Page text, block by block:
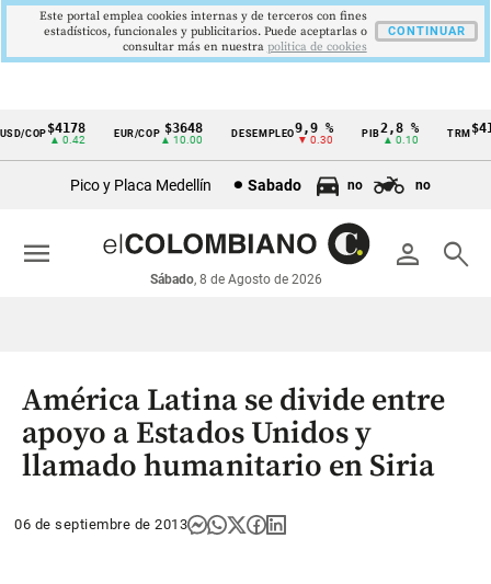
Cintillo
económicos
Colombia
COP$4178
▲ 0.42
EUR/COP $3648
▲ 10.00
DESEMPLEO9,9 %
▼ 0.30
2,8 %
▲ 0.10
TRM
Pico y Placa Medellín Sabado no no
person search
Sábado, 8 de Agosto de 2026
menu
América Latina se divide entre
apoyo a Estados Unidos y
llamado humanitario en Siria
06 de septiembre de 2013
Este portal emplea cookies internas y de terceros con fines
estadísticos, funcionales y publicitarios. Puede aceptarlas o
consultar más en nuestra politica de cookies
CONTINUAR